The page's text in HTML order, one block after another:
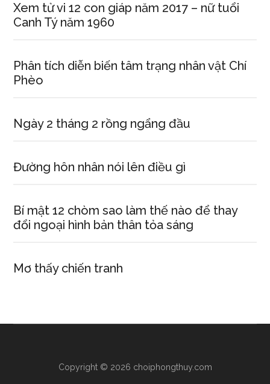
Xem tử vi 12 con giáp năm 2017 – nữ tuổi
Canh Tý năm 1960
Phân tích diễn biến tâm trạng nhân vật Chí
Phèo
Ngày 2 tháng 2 rồng ngẩng đầu
Đường hôn nhân nói lên điều gì
Bí mật 12 chòm sao làm thế nào để thay
đổi ngoại hình bản thân tỏa sáng
Mơ thấy chiến tranh
Copyright © 2026 choiphongthuy.com